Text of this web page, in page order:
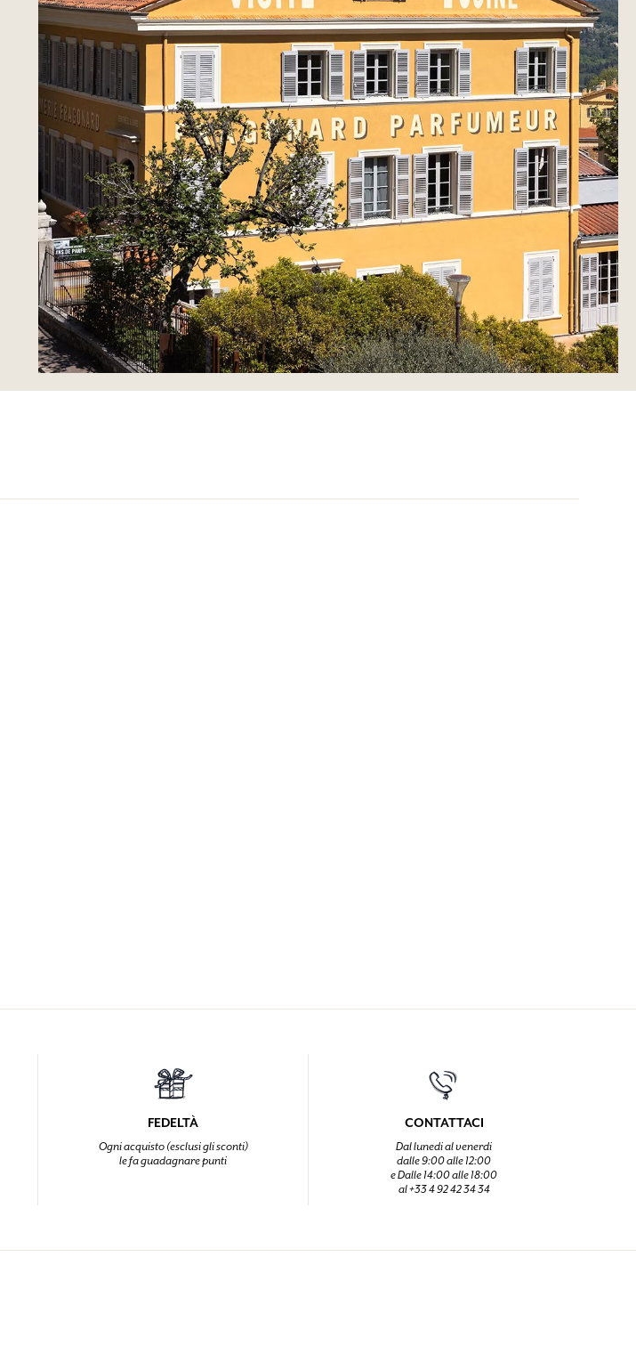
FEDELTÀ
Ogni acquisto (esclusi gli sconti)
le fa guadagnare punti
CONTATTACI
Dal lunedi al venerdi
dalle 9:00 alle 12:00
e Dalle 14:00 alle 18:00
al +33 4 92 42 34 34